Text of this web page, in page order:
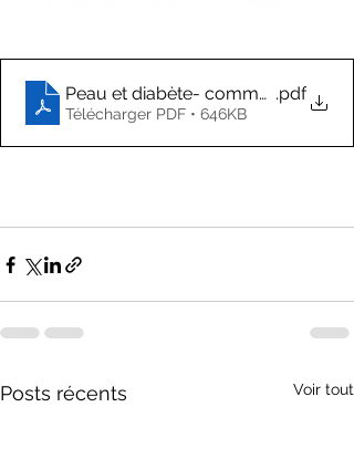
Peau et diabète- comment la
.pdf
Télécharger PDF • 646KB
Posts récents Voir tout